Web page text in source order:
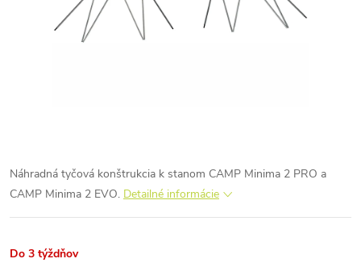
Náhradná tyčová konštrukcia k stanom CAMP Minima 2 PRO a
CAMP Minima 2 EVO. Detailné informácie
Do 3 týždňov